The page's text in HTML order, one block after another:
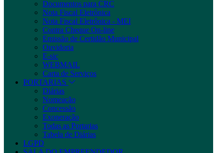
Documentos para CRC
Nota Fiscal Eletrônica
Nota Fiscal Eletrônica - MEI
Contra Cheque On-line
Emissão de Certidão Municipal
Ouvidoria
E-sic
WEBMAIL
Carta de Serviços
PORTARIAS
Diárias
Nomeação
Concessão
Exoneração
Todas as Portarias
Tabela de Diárias
LGPD